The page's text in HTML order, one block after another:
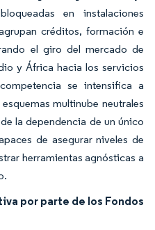
en instalaciones
créditos, formación e
el giro del mercado de
y África hacia los servicios
se intensifica a
multinube neutrales
la dependencia de un único
de asegurar niveles de
herramientas agnósticas a
por parte de los Fondos